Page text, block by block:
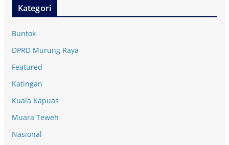
Kategori
Buntok
DPRD Murung Raya
Featured
Katingan
Kuala Kapuas
Muara Teweh
Nasional